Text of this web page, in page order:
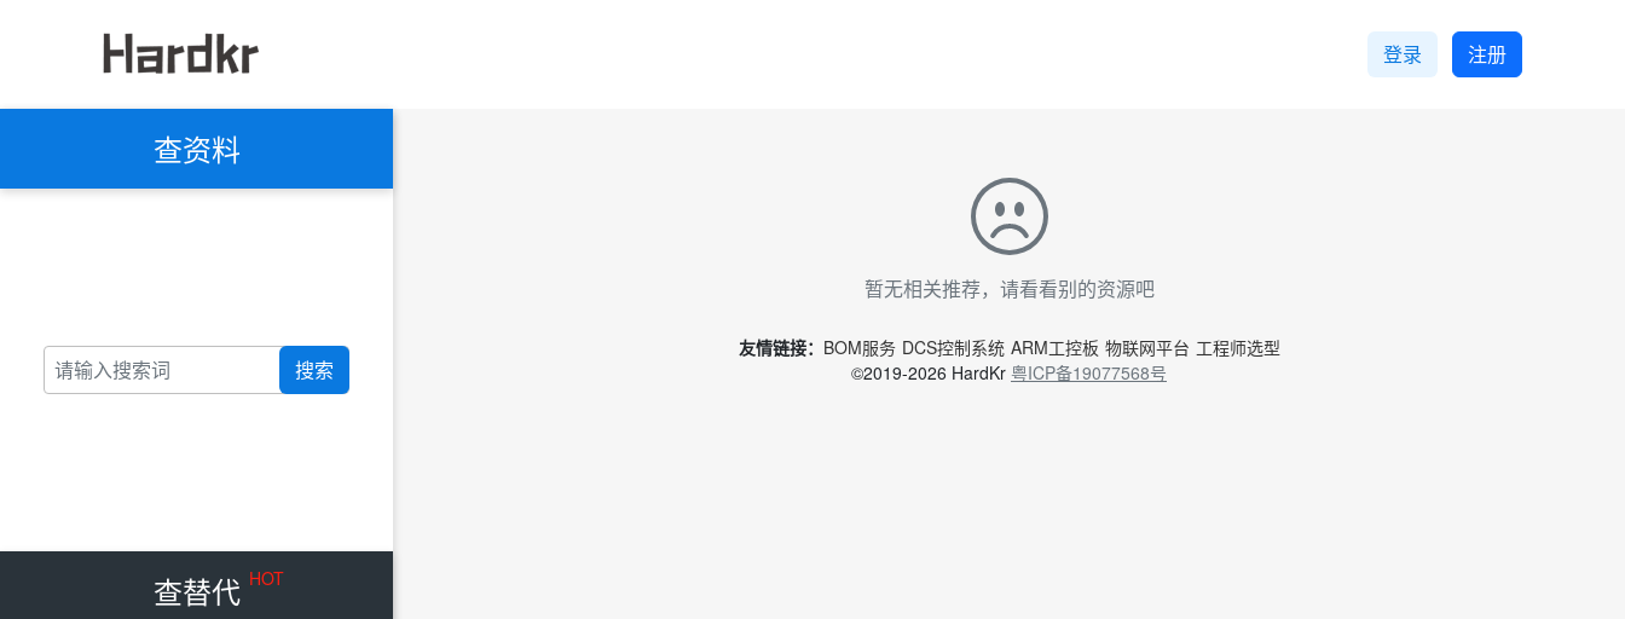
登录 注册
查资料
搜索
查替代 HOT
暂无相关推荐，请看看别的资源吧
友情链接： BOM服务 DCS控制系统 ARM工控板 物联网平台 工程师选型
©2019-2026 HardKr 粤ICP备19077568号